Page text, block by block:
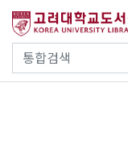
건
통합검색
사이트내 검색